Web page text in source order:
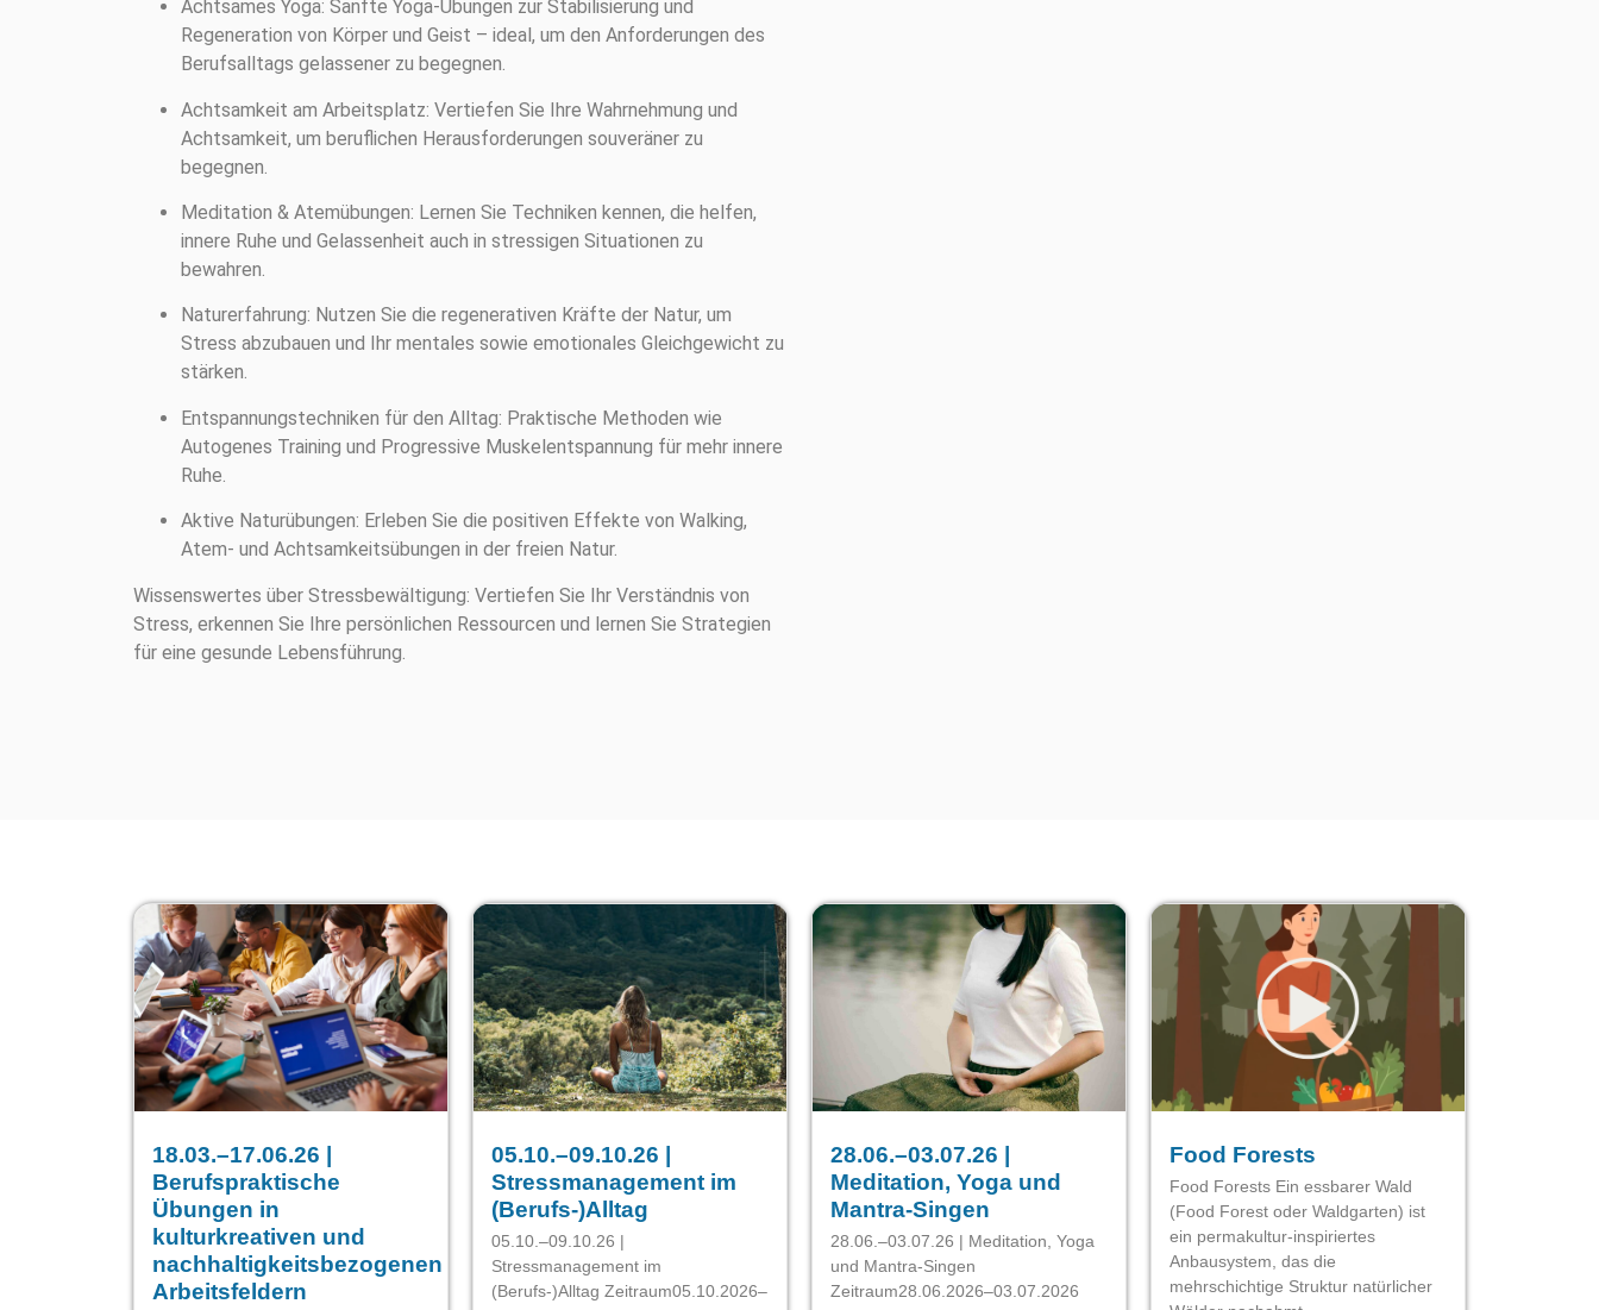
Achtsames Yoga: Sanfte Yoga-Übungen zur Stabilisierung und
Regeneration von Körper und Geist – ideal, um den Anforderungen des
Berufsalltags gelassener zu begegnen.
Achtsamkeit am Arbeitsplatz: Vertiefen Sie Ihre Wahrnehmung und
Achtsamkeit, um beruflichen Herausforderungen souveräner zu
begegnen.
Meditation & Atemübungen: Lernen Sie Techniken kennen, die helfen,
innere Ruhe und Gelassenheit auch in stressigen Situationen zu
bewahren.
Naturerfahrung: Nutzen Sie die regenerativen Kräfte der Natur, um
Stress abzubauen und Ihr mentales sowie emotionales Gleichgewicht zu
stärken.
Entspannungstechniken für den Alltag: Praktische Methoden wie
Autogenes Training und Progressive Muskelentspannung für mehr innere
Ruhe.
Aktive Naturübungen: Erleben Sie die positiven Effekte von Walking,
Atem- und Achtsamkeitsübungen in der freien Natur.
Wissenswertes über Stressbewältigung: Vertiefen Sie Ihr Verständnis von
Stress, erkennen Sie Ihre persönlichen Ressourcen und lernen Sie Strategien
für eine gesunde Lebensführung.
18.03.–17.06.26 |
Berufspraktische
Übungen in
kulturkreativen und
nachhaltigkeitsbezogenen
Arbeitsfeldern
05.10.–09.10.26 |
Stressmanagement im
(Berufs-)Alltag
05.10.–09.10.26 |
Stressmanagement im
(Berufs-)Alltag Zeitraum05.10.2026–
28.06.–03.07.26 |
Meditation, Yoga und
Mantra-Singen
28.06.–03.07.26 | Meditation, Yoga
und Mantra-Singen
Zeitraum28.06.2026–03.07.2026
Food Forests
Food Forests Ein essbarer Wald
(Food Forest oder Waldgarten) ist
ein permakultur-inspiriertes
Anbausystem, das die
mehrschichtige Struktur natürlicher